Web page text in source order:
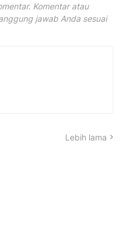
Komentar atau
jawab Anda sesuai
Lebih lama